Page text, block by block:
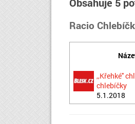
Racio
,,Křehké''
chlebíčky
5.1.2018